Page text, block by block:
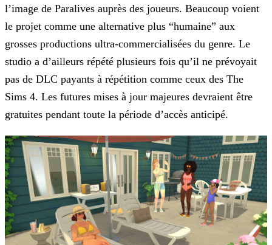
l’image de Paralives auprès des joueurs. Beaucoup voient
le projet comme une alternative plus “humaine” aux
grosses productions ultra-commercialisées du genre. Le
studio a d’ailleurs répété plusieurs fois qu’il ne prévoyait
pas de DLC payants à répétition comme ceux des The
Sims 4. Les futures mises à jour majeures devraient être
gratuites pendant toute la période d’accès anticipé.